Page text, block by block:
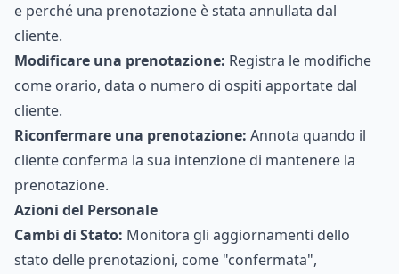
e perché una prenotazione è stata annullata dal
cliente.
Modificare una prenotazione: Registra le modifiche
come orario, data o numero di ospiti apportate dal
cliente.
Riconfermare una prenotazione: Annota quando il
cliente conferma la sua intenzione di mantenere la
prenotazione.
Azioni del Personale
Cambi di Stato: Monitora gli aggiornamenti dello
stato delle prenotazioni, come "confermata",